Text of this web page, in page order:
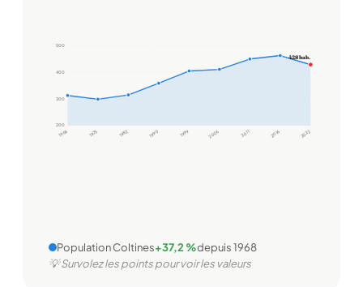
200
300
400
500
1968 1975 1982 1990 1999 2006 2011 2016 2022
428 hab.
Population Coltines+37,2 %depuis 1968
💡 Survolez les points pour voir les valeurs